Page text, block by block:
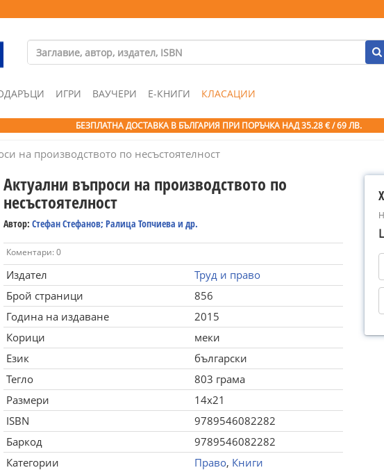
ИГРИ ВАУЧЕРИ Е-КНИГИ КЛАСАЦИИ
БЕЗПЛАТНА ДОСТАВКА В БЪЛГАРИЯ ПРИ ПОРЪЧКА НАД 35.28 € / 69 ЛВ.
на производството по несъстоятелност
Актуални въпроси на производството по
несъстоятелност
Автор: Стефан Стефанов; Ралица Топчиева и др.
Коментари: 0
Издател
Труд и право
Брой страници
856
Година на издаване
2015
Корици
меки
Език
български
Тегло
803 грама
Размери
14x21
ISBN
9789546082282
Баркод
9789546082282
Категории
Право, Книги